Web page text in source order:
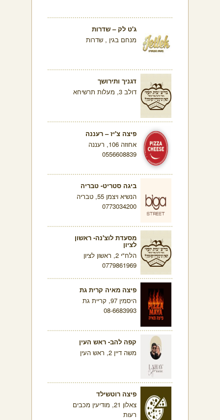
ג'ט לק – שדרות
מנחם בגין , שדרות
דגניך ותירושך
דולב 3, מעלות תרשיחא
פיצה צ'יז – רעננה
אחוזה 106, רעננה
0556608839
ביגה סטריט- טבריה
הנשיא ויצמן 55, טבריה
0773034200
מסעדת לוצ'נה- ראשון
לציון
הלח"י 2, ראשון לציון
0779861969
פיצה מאיה קרית גת
היסמין 97, קריית גת
08-6683993
קפה להב- ראש העין
משה דיין 2, ראש העין
פיצה רוטשילד
צאלון 21, מודיעין מכבים
רעות